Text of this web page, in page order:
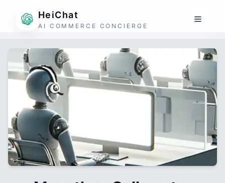
HeiChat
AI COMMERCE CONCIERGE